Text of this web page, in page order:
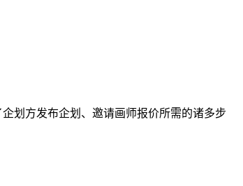
划方发布企划、邀请画师报价所需的诸多步